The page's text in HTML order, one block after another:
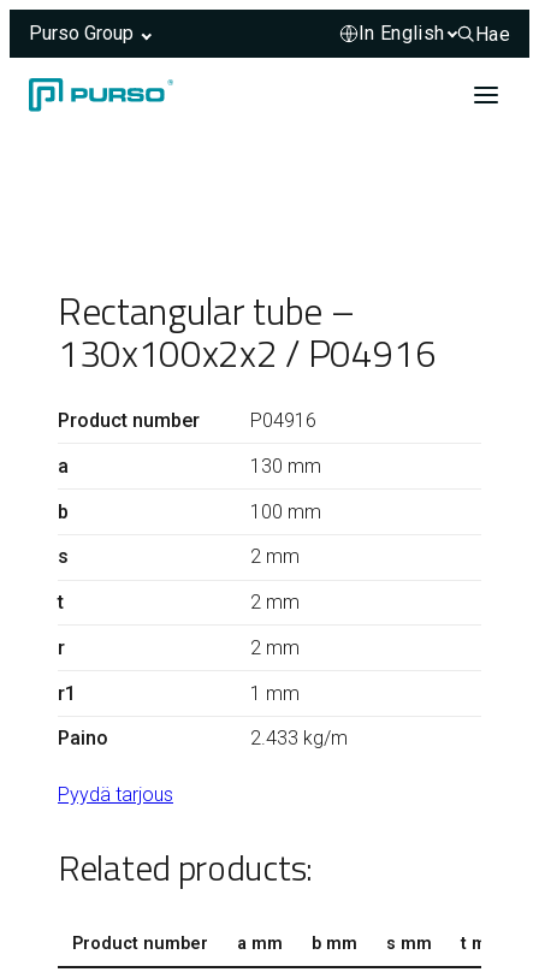
Purso Group
Hae
Hae
Rectangular tube –
130x100x2x2 / P04916
Product number
P04916
a
130 mm
b
100 mm
s
2 mm
t
2 mm
r
2 mm
r1
1 mm
Paino
2.433 kg/m
Pyydä tarjous
Related products:
Product number a mm b mm s mm t mm